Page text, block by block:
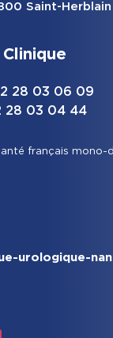
Saint-Herblain
28 03 06 09
28 03 04 44
français mono-
urologique-